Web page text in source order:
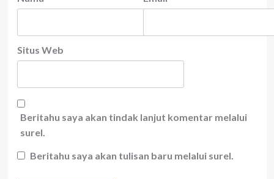
Situs Web
Beritahu saya akan tindak lanjut komentar melalui
surel.
Beritahu saya akan tulisan baru melalui surel.